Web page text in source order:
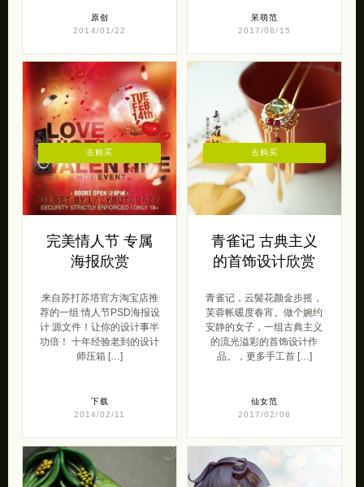
原创
2014/01/22
呆萌范
2017/08/15
完美情人节 专属
海报欣赏
来自苏打苏塔官方淘宝店推
荐的一组 情人节PSD海报设
计 源文件！让你的设计事半
功倍！ 十年经验老到的设计
师压箱 […]
下载
2014/02/11
去购买
青雀记 古典主义
的首饰设计欣赏
青雀记，云鬓花颜金步摇，
芙蓉帐暖度春宵。做个婉约
安静的女子，一组古典主义
的流光溢彩的首饰设计作
品。，更多手工首 […]
仙女范
2017/02/08
去购买